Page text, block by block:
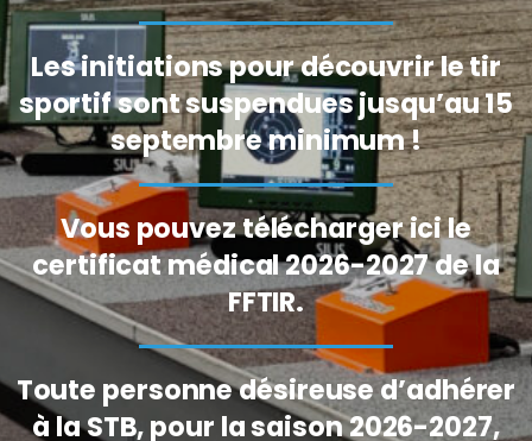
Les initiations pour découvrir le tir
sportif sont suspendues jusqu’au 15
septembre minimum !
Vous pouvez télécharger ici le
certificat médical 2026-2027 de la
FFTIR.
Toute personne désireuse d’adhérer
à la STB, pour la saison 2026-2027,